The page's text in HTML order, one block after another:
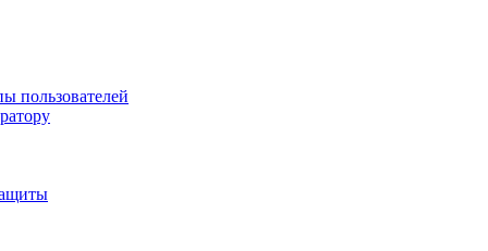
пользователей